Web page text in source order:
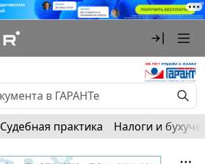
Судебная практика Налоги и